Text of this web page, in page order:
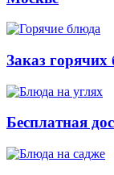
Заказ
Бесплатная